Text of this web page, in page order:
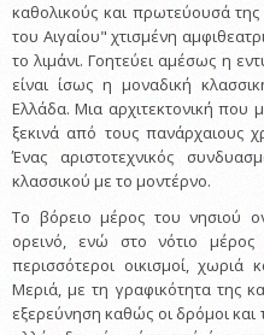
καθολικούς και πρωτεύουσά
του Αιγαίου" χτισμένη
το λιμάνι. Γοητεύει αμέσως η
είναι ίσως η μοναδική
Ελλάδα. Μια αρχιτεκτονική που
ξεκινά από τους πανάρχαιους
Ένας αριστοτεχνικός
κλασσικού με το μοντέρνο.
Το βόρειο μέρος του νησιού
ορεινό, ενώ στο νότιο μέρος
περισσότεροι οικισμοί,
Μεριά, με τη γραφικότητα της
εξερεύνηση καθώς οι δρόμοι και